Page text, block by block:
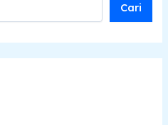
Cari